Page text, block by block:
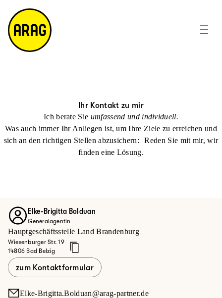
m
a
p
Ihr Kontakt zu mir
Ich berate Sie umfassend und individuell.
Was auch immer Ihr Anliegen ist, um Ihre Ziele zu erreichen und
sich an den richtigen Stellen abzusichern: Reden Sie mit mir, wir
finden eine Lösung.
Elke-Brigitta Bolduan
Generalagentin
Hauptgeschäftsstelle Land Brandenburg
Wiesenburger Str. 19
14806 Bad Belzig
zum Kontaktformular
Elke-Brigitta.Bolduan@arag-partner.de